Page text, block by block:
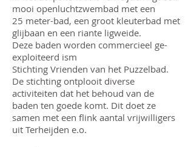
mooi openluchtzwembad met een
25 meter-bad, een groot kleuterbad met
glijbaan en een riante ligweide.
Deze baden worden commercieel ge-
exploiteerd ism
Stichting Vrienden van het Puzzelbad.
De stichting ontplooit diverse
activiteiten dat het behoud van de
baden ten goede komt. Dit doet ze
samen met een flink aantal vrijwilligers
uit Terheijden e.o.